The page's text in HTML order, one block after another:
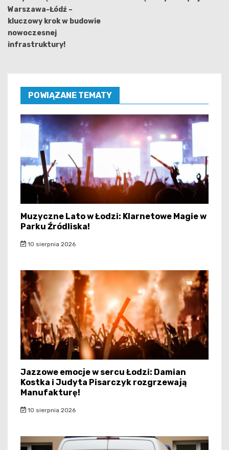
Warszawa-Łódź –
kluczowy krok w budowie
nowoczesnej
infrastruktury!
POWIĄZANE TEMATY
Muzyczne Lato w Łodzi: Klarnetowe Magie w
Parku Źródliska!
10 sierpnia 2026
Jazzowe emocje w sercu Łodzi: Damian
Kostka i Judyta Pisarczyk rozgrzewają
Manufakturę!
10 sierpnia 2026